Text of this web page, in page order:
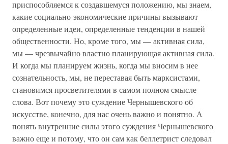
приспособляемся к создавшемуся положению, мы знаем,
какие социально-экономические причины вызывают
определенные идеи, определенные тенденции в нашей
общественности. Но, кроме того, мы — активная сила,
мы — чрезвычайно властно планирующая активная сила.
И когда мы планируем жизнь, когда мы вносим в нее
сознательность, мы, не переставая быть марксистами,
становимся просветителями в самом полном смысле
слова. Вот почему это суждение Чернышевского об
искусстве, конечно, для нас очень важно и понятно. А
понять внутренние силы этого суждения Чернышевского
важно еще и потому, что он сам как беллетрист следовал